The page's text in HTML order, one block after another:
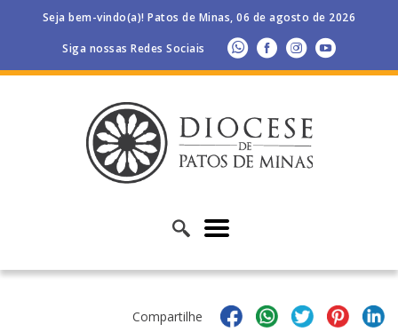
Seja bem-vindo(a)! Patos de Minas, 06 de agosto de 2026
Siga nossas Redes Sociais
Compartilhe